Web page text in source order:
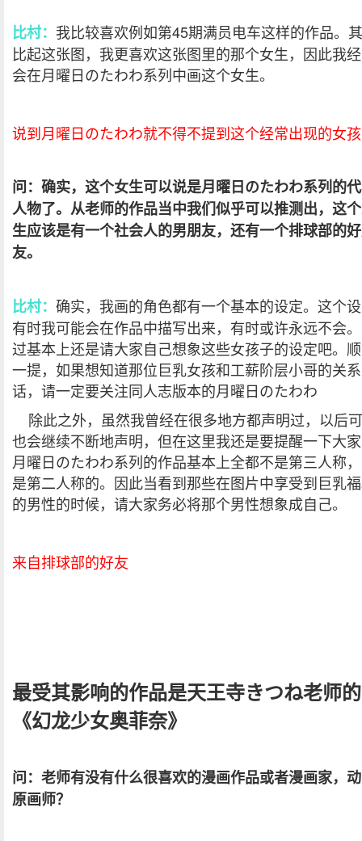
比村： 我比较喜欢例如第45期满员电车这样的作品。
比起这张图，我更喜欢这张图里的那个女生，因此我
会在月曜日のたわわ系列中画这个女生。
说到月曜日のたわわ就不得不提到这个经常出现的女
问：确实，这个女生可以说是月曜日のたわわ系列的
人物了。从老师的作品当中我们似乎可以推测出，这
生应该是有一个社会人的男朋友，还有一个排球部的
友。
比村： 确实，我画的角色都有一个基本的设定。这个
有时我可能会在作品中描写出来，有时或许永远不会
过基本上还是请大家自己想象这些女孩子的设定吧。
一提，如果想知道那位巨乳女孩和工薪阶层小哥的关
话，请一定要关注同人志版本的月曜日のたわわ
除此之外，虽然我曾经在很多地方都声明过，以后
也会继续不断地声明，但在这里我还是要提醒一下大
月曜日のたわわ系列的作品基本上全都不是第三人称
是第二人称的。因此当看到那些在图片中享受到巨乳
的男性的时候，请大家务必将那个男性想象成自己。
来自排球部的好友
最受其影响的作品是天王寺きつね老师的
《幻龙少女奥菲奈》
问：老师有没有什么很喜欢的漫画作品或者漫画家，
原画师？